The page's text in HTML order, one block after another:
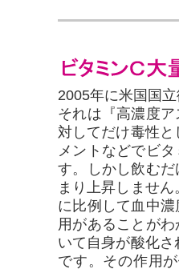
2005年に米国国
それは『高濃度
対してだけ毒性
メントなどでビ
す。しかし飲む
まり上昇しませ
に比例して血中
用があることが
いて自身が酸化
です。その作用